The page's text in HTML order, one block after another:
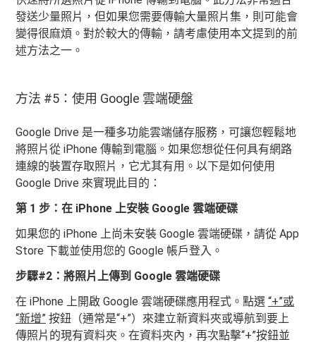
發送少量照片，但如果您需要傳輸大量照片集，則可能會
變得很麻煩。對於較大的傳輸，請考慮使用本文提到的前
述方法之一。
方法 #5：使用 Google 雲端硬盤
Google Drive 是一種多功能雲端儲存服務，可讓您輕鬆地
將照片從 iPhone 傳輸到電腦。如果您想從任何具有網路
連線的裝置存取照片，它尤其有用。以下是如何使用
Google Drive 來實現此目的：
第 1 步：在 iPhone 上安裝 Google 雲端硬碟
如果您的 iPhone 上尚未安裝 Google 雲端硬碟，請從 App
Store 下載並使用您的 Google 帳戶登入。
步驟#2：將照片上傳到 Google 雲端硬碟
在 iPhone 上開啟 Google 雲端硬碟應用程式。點選“+”或
“新增” 按鈕（通常是“+”）來建立新資料夾或導航到要上
傳照片的現有資料夾。在資料夾內，再次點擊“+”按鈕並